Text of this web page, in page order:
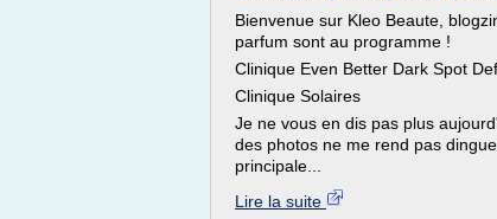
Bienvenue sur Kleo Beaute,
parfum sont au programme !
Clinique Even Better Dark Spot
Clinique Solaires
Je ne vous en dis pas plus
des photos ne me rend pas
principale...
Lire la suite